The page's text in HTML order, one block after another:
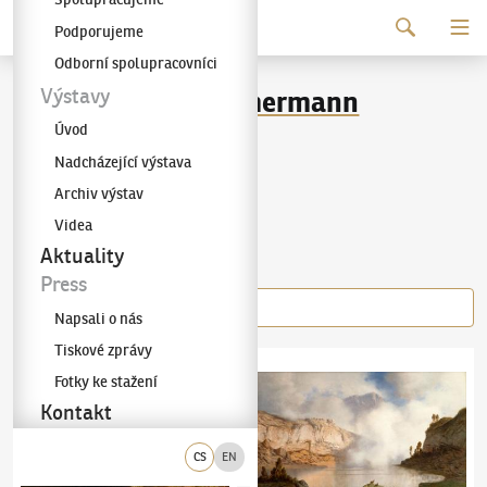
Galerie KODL
CS EN
Podporujeme
Odborní spolupracovníci
Výstavy
Úvod
Nadcházející výstava
Archiv výstav
Videa
Aktuality
Press
Napsali o nás
Tiskové zprávy
Fotky ke stažení
Kontakt
Albert August Zimmermann
(1808–1888)
Díla autora
Albert August Zimmermann